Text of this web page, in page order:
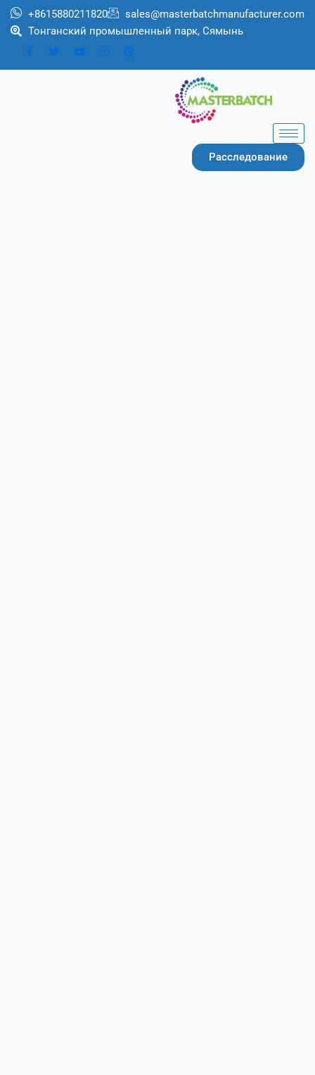
Перейти+8615880211820
sales@masterbatchmanufacturer.com
Тонганский промышленный парк, Сямынь
Расследование